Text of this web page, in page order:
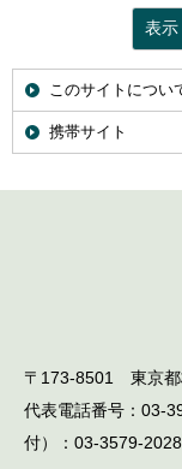
表示
このサイトについ
携帯サイト
〒173-8501 東京都
代表電話番号：03-
付）：03-3579-2028